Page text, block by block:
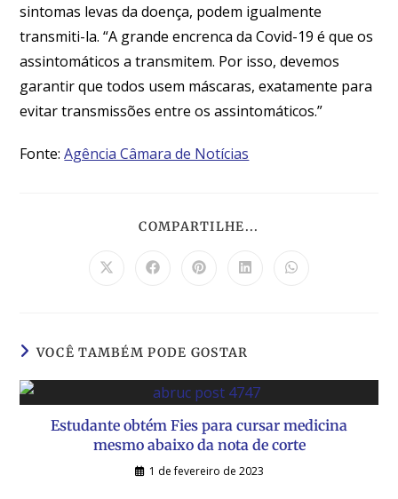
sintomas levas da doença, podem igualmente
transmiti-la. “A grande encrenca da Covid-19 é que os
assintomáticos a transmitem. Por isso, devemos
garantir que todos usem máscaras, exatamente para
evitar transmissões entre os assintomáticos.”
Fonte:Agência Câmara de Notícias
COMPARTILHE...
VOCÊ TAMBÉM PODE GOSTAR
Estudante obtém Fies para cursar medicina
mesmo abaixo da nota de corte
1 de fevereiro de 2023